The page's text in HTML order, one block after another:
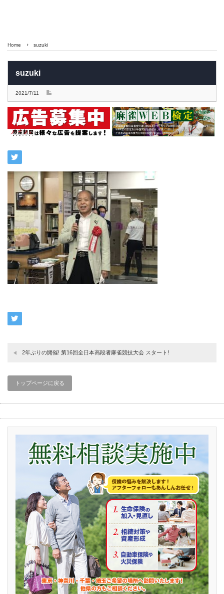
Home suzuki
suzuki
2021/7/11
2年ぶりの開催! 第16回全日本高段者麻雀競技大会 スタート!
トップページに戻る